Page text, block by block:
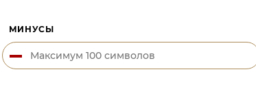
МИНУСЫ